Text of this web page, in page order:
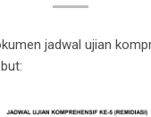
jadwal ujian